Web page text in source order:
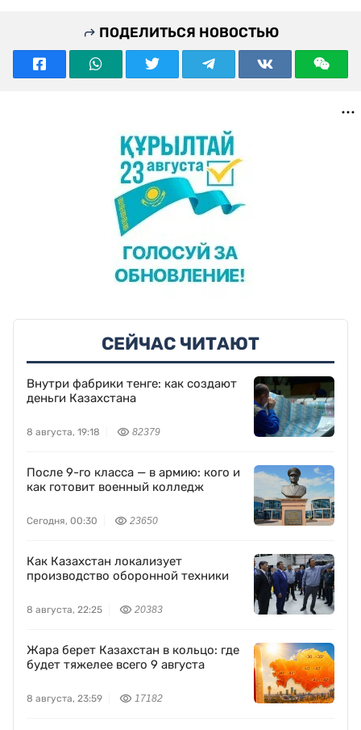
ПОДЕЛИТЬСЯ НОВОСТЬЮ
СЕЙЧАС ЧИТАЮТ
Внутри фабрики тенге: как создают
деньги Казахстана
8 августа, 19:18 82379
После 9-го класса — в армию: кого и
как готовит военный колледж
Сегодня, 00:30 23650
Как Казахстан локализует
производство оборонной техники
8 августа, 22:25 20383
Жара берет Казахстан в кольцо: где
будет тяжелее всего 9 августа
8 августа, 23:59 17182